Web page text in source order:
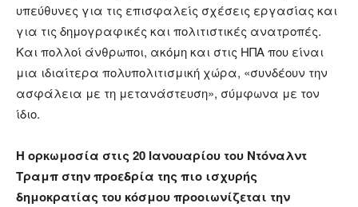
υπεύθυνες για τις επισφαλείς σχέσεις εργασίας και
για τις δημογραφικές και πολιτιστικές ανατροπές.
Και πολλοί άνθρωποι, ακόμη και στις ΗΠΑ που είναι
μια ιδιαίτερα πολυπολιτισμική χώρα, «συνδέουν την
ασφάλεια με τη μετανάστευση», σύμφωνα με τον
ίδιο.
Η ορκωμοσία στις 20 Ιανουαρίου του Ντόναλντ
Τραμπ στην προεδρία της πιο ισχυρής
δημοκρατίας του κόσμου προοιωνίζεται την